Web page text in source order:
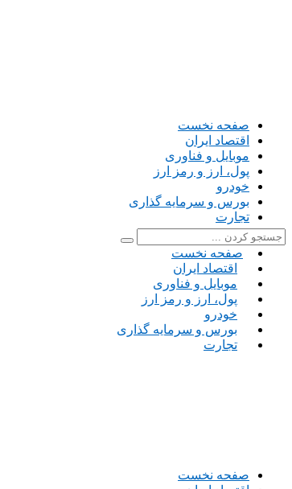
صفحه نخست
اقتصاد ایران
موبایل و فناوری
پول، ارز و رمز ارز
خودرو
بورس و سرمایه گذاری
تجارت
صفحه نخست
اقتصاد ایران
موبایل و فناوری
پول، ارز و رمز ارز
خودرو
بورس و سرمایه گذاری
تجارت
صفحه نخست